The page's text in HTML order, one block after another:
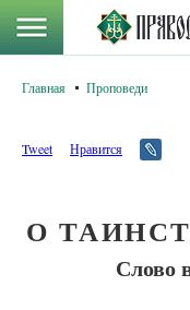
Главная Проповеди
Tweet Нравится
О
Слово